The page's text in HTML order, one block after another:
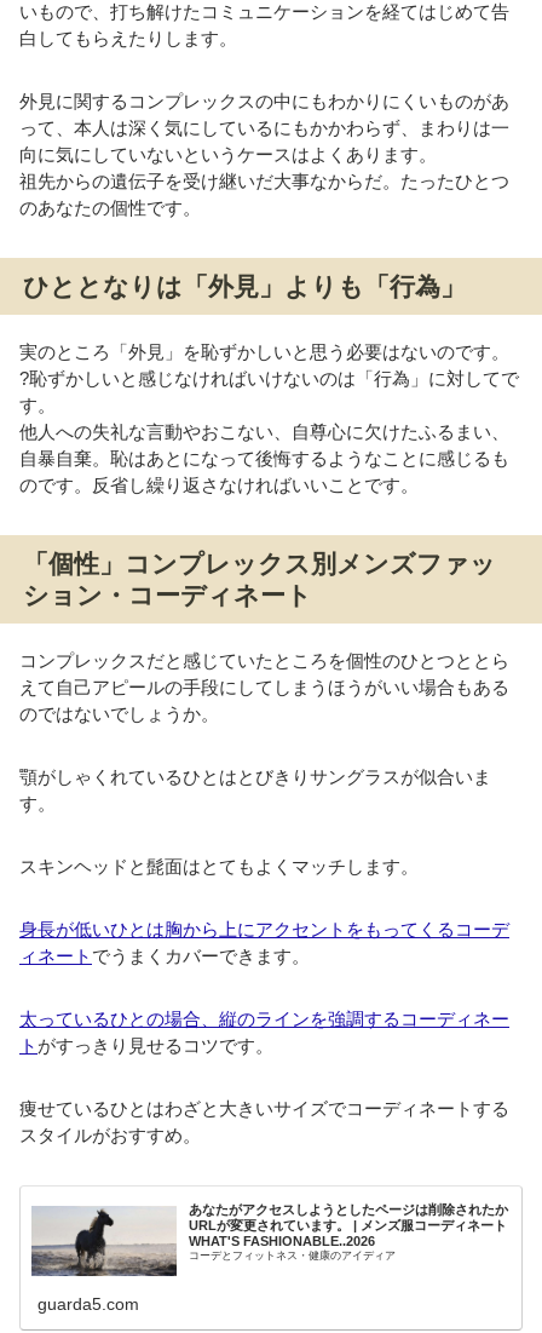
いもので、打ち解けたコミュニケーションを経てはじめて告
白してもらえたりします。
外見に関するコンプレックスの中にもわかりにくいものがあ
って、本人は深く気にしているにもかかわらず、まわりは一
向に気にしていないというケースはよくあります。
祖先からの遺伝子を受け継いだ大事なからだ。たったひとつ
のあなたの個性です。
ひととなりは「外見」よりも「行為」
実のところ「外見」を恥ずかしいと思う必要はないのです。
?恥ずかしいと感じなければいけないのは「行為」に対してで
す。
他人への失礼な言動やおこない、自尊心に欠けたふるまい、
自暴自棄。恥はあとになって後悔するようなことに感じるも
のです。反省し繰り返さなければいいことです。
「個性」コンプレックス別メンズファッ
ション・コーディネート
コンプレックスだと感じていたところを個性のひとつととら
えて自己アピールの手段にしてしまうほうがいい場合もある
のではないでしょうか。
顎がしゃくれているひとはとびきりサングラスが似合いま
す。
スキンヘッドと髭面はとてもよくマッチします。
身長が低いひとは胸から上にアクセントをもってくるコーデ
ィネート でうまくカバーできます。
太っているひとの場合、縦のラインを強調するコーディネー
ト がすっきり見せるコツです。
痩せているひとはわざと大きいサイズでコーディネートする
スタイルがおすすめ。
あなたがアクセスしようとしたページは削除されたか
URLが変更されています。 | メンズ服コーディネート
WHAT'S FASHIONABLE..2026
コーデとフィットネス・健康のアイディア
guarda5.com